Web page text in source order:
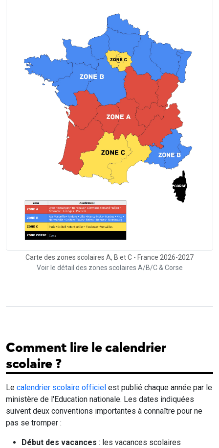
Carte des zones scolaires A, B et C - France 2026-2027
Voir le détail des zones scolaires A/B/C & Corse
Comment lire le calendrier
scolaire ?
Le calendrier scolaire officiel est publié chaque année par le
ministère de l'Education nationale. Les dates indiquées
suivent deux conventions importantes à connaître pour ne
pas se tromper :
Début des vacances : les vacances scolaires